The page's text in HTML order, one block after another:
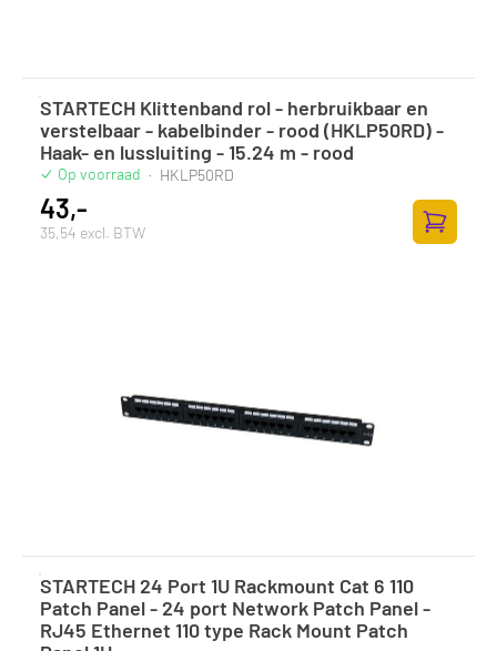
STARTECH Klittenband rol - herbruikbaar en
verstelbaar - kabelbinder - rood (HKLP50RD) -
Haak- en lussluiting - 15.24 m - rood
Op voorraad · HKLP50RD
43,-
35,54 excl. BTW
Zum
STARTECH 24 Port 1U Rackmount Cat 6 110
Patch Panel - 24 port Network Patch Panel -
RJ45 Ethernet 110 type Rack Mount Patch